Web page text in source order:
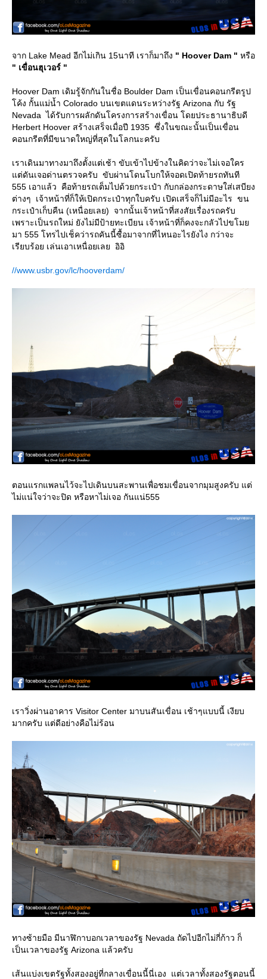
จาก Lake Mead อีกไม่เกิน 15นาที เราก็มาถึง " Hoover Dam " หรือ
" เขื่อนฮุเวอร์ "
Hoover Dam เดิมรู้จักกันในชื่อ Boulder Dam เป็นเขื่อนคอนกรีตรูป
ค้ง กั้นแม่น้ำ Colorado บนเขตแดนระหว่างรัฐ Arizona กับ รัฐ
Nevada ได้รับการผลักดันโครงการสร้างเขื่อน โดยประธานาธิบดี
Herbert Hoover สร้างเสร็จเมื่อปี 1935 ซึ่งในขณะนั้นเป็นเขื่อน
คอนกรีตที่มีขนาดใหญ่ที่สุดในโลกนะครับ
เราเดินมาทางมาถึงตั้งแต่เช้า ขับเข้าไปข้างในคิดว่าจะไม่เจอใคร
ต่ดันเจอด่านตรวจครับ ขับผ่านโดนโบกให้จอดเปิดท้ายรถทันที
555 เอาแล้ว คือท้ายรถเต็มไปด้วยกระเป๋า กับกล่องกระดาษใส่เสบียง
ต่างๆ เจ้าหน้าที่ก็ให้เปิดกระเป๋าทุกใบครับ เปิดเสร็จก็ไม่มีอะไร ขน
กระเป๋าเก็บคืน (เหนื่อยเลย) จากนั้นเจ้าหน้าที่สงสัยเรื่องรถครับ
เพราะเป็นรถใหม่ ยังไม่มีป้ายทะเบียน เจ้าหน้าที่ก็คงจะกลัวไปขโม
มา 555 โทรไปเช็คว่ารถคันนี้ซื้อมาจากที่ไหนอะไรยังไง กว่าจะ
เรียบร้อย เล่นเอาเหนื่อยเลย อิอิ
//www.usbr.gov/lc/hooverdam/
ตอนแรกแพลนไว้จะไปเดินบนสะพานเพื่อชมเขื่อนจากมุมสูงครับ แต่
ไม่แน่ใจว่าจะปิด หรือหาไม่เจอ กันแน่555
เราวิ่งผ่านอาคาร Visitor Center มาบนสันเขื่อน เช้าๆแบบนี้ เงียบ
มากครับ แต่ดีอย่างคือไม่ร้อน
ทางซ้ายมือ มีนาฬิกาบอกเวลาของรัฐ Nevada ถัดไปอีกไม่กี่ก้าว ก็
เป็นเวลาของรัฐ Arizona แล้วครับ
เส้นแบ่งเขตรัฐทั้งสองอยู่ที่กลางเขื่อนนี้นี่เอง แต่เวลาทั้งสองรัฐตอนนี้